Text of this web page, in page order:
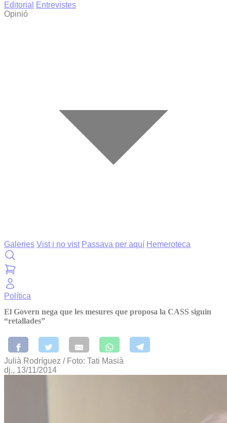
Editorial
Entrevistes
Opinió
Galeries Vist i no vist Passava per aquí Hemeroteca
Política
El Govern nega que les mesures que proposa la CASS siguin
“retallades”
Julià Rodríguez / Foto: Tati Masià
dj., 13/11/2014